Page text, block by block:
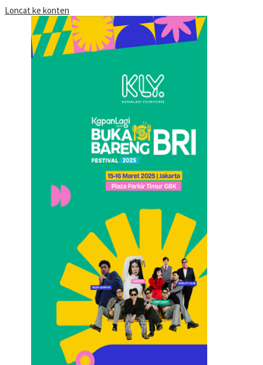
Loncat ke konten